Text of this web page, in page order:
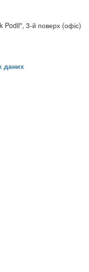
Podil", 3-й поверх (офіс)
даних